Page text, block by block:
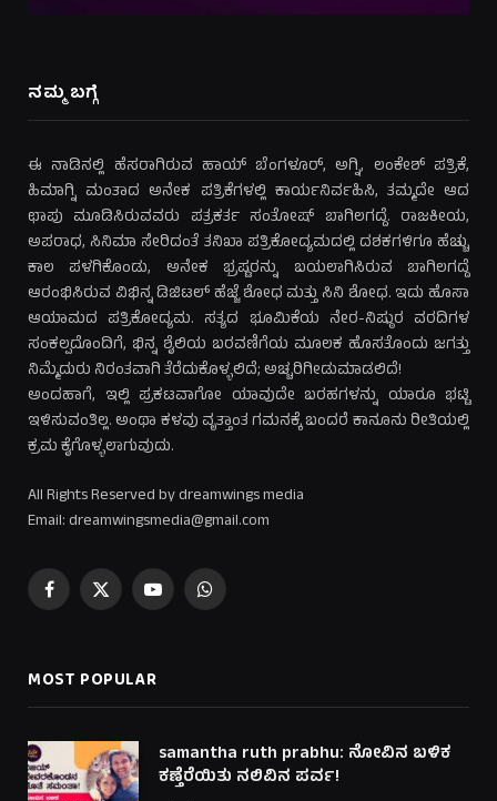
ನಮ್ಮ ಬಗ್ಗೆ
ಈ ನಾಡಿನಲ್ಲಿ ಹೆಸರಾಗಿರುವ ಹಾಯ್ ಬೆಂಗಳೂರ್, ಅಗ್ನಿ, ಲಂಕೇಶ್ ಪತ್ರಿಕೆ,
ಹಿಮಾಗ್ನಿ ಮಂತಾದ ಅನೇಕ ಪತ್ರಿಕೆಗಳಲ್ಲಿ ಕಾರ್ಯನಿರ್ವಹಿಸಿ, ತಮ್ಮದೇ ಆದ
ಛಾಪು ಮೂಡಿಸಿರುವವರು ಪತ್ರಕರ್ತ ಸಂತೋಷ್ ಬಾಗಿಲಗದ್ದೆ. ರಾಜಕೀಯ,
ಅಪರಾಧ, ಸಿನಿಮಾ ಸೇರಿದಂತೆ ತನಿಖಾ ಪತ್ರಿಕೋದ್ಯಮದಲ್ಲಿ ದಶಕಗಳಿಗೂ ಹೆಚ್ಚು
ಕಾಲ ಪಳಗಿಕೊಂಡು, ಅನೇಕ ಭ್ರಷ್ಟರನ್ನು ಬಯಲಾಗಿಸಿರುವ ಬಾಗಿಲಗದ್ದೆ
ಆರಂಭಿಸಿರುವ ವಿಭಿನ್ನ ಡಿಜಿಟಲ್ ಹೆಜ್ಜೆ ಶೋಧ ಮತ್ತು ಸಿನಿ ಶೋಧ. ಇದು ಹೊಸಾ
ಆಯಾಮದ ಪತ್ರಿಕೋದ್ಯಮ. ಸತ್ಯದ ಭೂಮಿಕೆಯ ನೇರ-ನಿಷ್ಠುರ ವರದಿಗಳ
ಸಂಕಲ್ಪದೊಂದಿಗೆ, ಭಿನ್ನ ಶೈಲಿಯ ಬರವಣಿಗೆಯ ಮೂಲಕ ಹೊಸತೊಂದು ಜಗತ್ತು
ನಿಮ್ಮೆದುರು ನಿರಂತವಾಗಿ ತೆರೆದುಕೊಳ್ಳಲಿದೆ; ಅಚ್ಚರಿಗೀಡುಮಾಡಲಿದೆ!
ಅಂದಹಾಗೆ, ಇಲ್ಲಿ ಪ್ರಕಟವಾಗೋ ಯಾವುದೇ ಬರಹಗಳನ್ನು ಯಾರೂ ಭಟ್ಟಿ
ಇಳಿಸುವಂತಿಲ್ಲ. ಅಂಥಾ ಕಳವು ವೃತ್ತಾಂತ ಗಮನಕ್ಕೆ ಬಂದರೆ ಕಾನೂನು ರೀತಿಯಲ್ಲಿ
ಕ್ರಮ ಕೈಗೊಳ್ಳಲಾಗುವುದು.
All Rights Reserved by dreamwings media
Email: dreamwingsmedia@gmail.com
Facebook
X
YouTubeWhatsApp
MOST POPULAR
samantha ruth prabhu: ನೋವಿನ ಬಳಿಕ
ಕಣ್ತೆರೆಯಿತು ನಲಿವಿನ ಪರ್ವ!